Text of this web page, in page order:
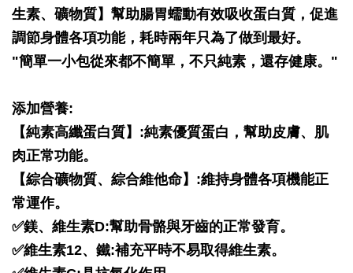
生素、礦物質】幫助腸胃蠕動有效吸收蛋白質，促進
調節身體各項功能，耗時兩年只為了做到最好。
"簡單一小包從來都不簡單，不只純素，還存健康。"
添加營養:
【純素高纖蛋白質】:純素優質蛋白，幫助皮膚、肌
肉正常功能。
【綜合礦物質、綜合維他命】:維持身體各項機能正
常運作。
✅鎂、維生素D:幫助骨骼與牙齒的正常發育。
✅維生素12、鐵:補充平時不易取得維生素。